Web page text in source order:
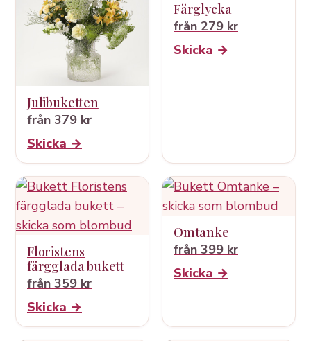
Julibuketten
från 379 kr
Skicka →
Färglycka
från 279 kr
Skicka →
Floristens
färgglada bukett
från 359 kr
Skicka →
Omtanke
från 399 kr
Skicka →